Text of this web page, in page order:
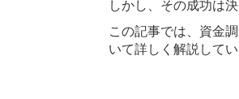
しかし、その成功は
この記事では、資金
いて詳しく解説して